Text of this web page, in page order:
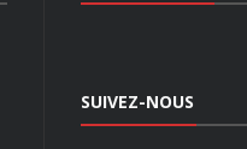
SUIVEZ-NOUS